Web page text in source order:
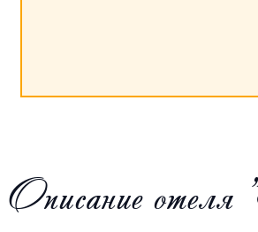
Описание